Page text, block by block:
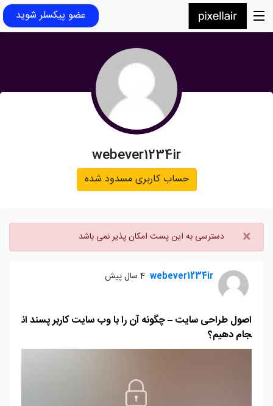
عضو پیکسلر شوید
webever1234ir
حساب کاربری مسدود شده
× دسترسی به این پست امکان پذیر نمی باشد
webever1234ir 4 سال پیش
اصول طراحی سایت – چگونه آن را با وب سایت کاربر پسند ان
جام دهیم؟